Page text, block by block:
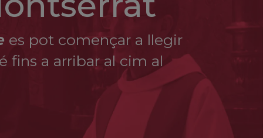
espiritual del jesuïta P. Francesc Xavier
cordoneria i passamaneria de Salamanca amb
feina i la pregària. Aquesta va ser l’avantsala
segons l’exemple de la Sagrada
va superar grans adversitats per complir la seva
canonitzada el 2011.
es pot començar a llegir
fins a arribar al cim al